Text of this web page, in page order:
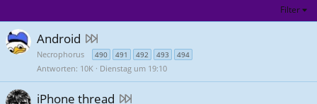
Filter
Android
Necrophorus 490 491 492 493 494
Antworten 10K Dienstag um 19:10
iPhone thread